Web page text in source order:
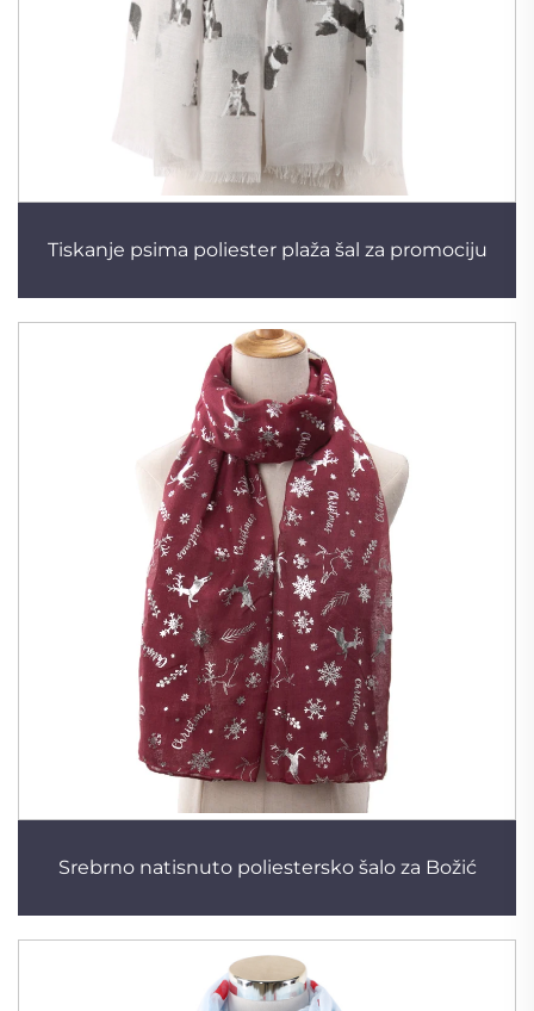
Tiskanje psima poliester plaža šal za promociju
Srebrno natisnuto poliestersko šalo za Božić